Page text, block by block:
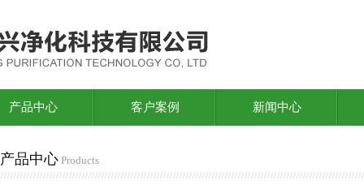
产品中心 客户案例 新闻中心
产品中心 Products